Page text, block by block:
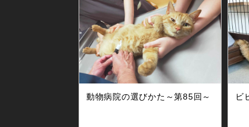
動物病院の選びかた～第85回～ ビ